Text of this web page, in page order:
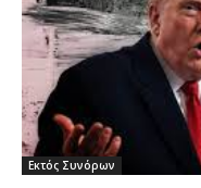
Εκτός Συνόρων